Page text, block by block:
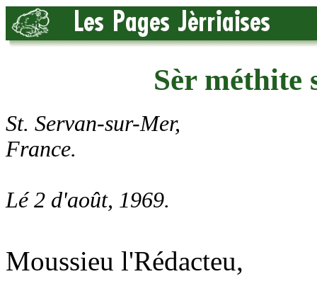
Sèr méthite
St. Servan-sur-Mer,
France.
Lé 2 d'août, 1969.
Moussieu l'Rédacteu,